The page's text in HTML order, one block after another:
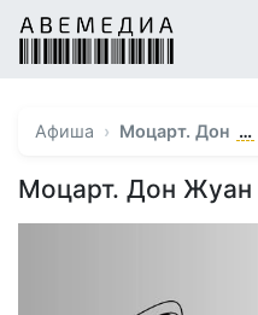
Афиша Моцарт. Дон …
Моцарт. Дон Жуан